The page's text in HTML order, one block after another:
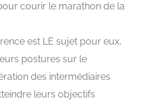
courir le marathon de la
est LE sujet pour eux,
postures sur le
des intermédiaires
leurs objectifs